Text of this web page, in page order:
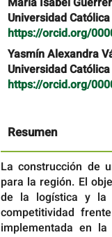
principal
del
artículo
Universidad
https://orcid.org/
Yasmín Alexandra
Universidad
https://orcid.org/
Resumen
La construcción de
para la región. El
de la logística y la
competitividad
implementada en